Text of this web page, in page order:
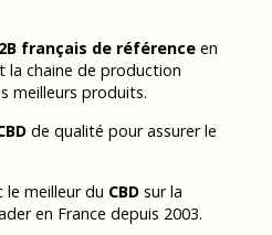
français de référenceen
la chaine de production
meilleurs produits.
de qualité pour assurer le
le meilleur du CBDsur la
en France depuis 2003.